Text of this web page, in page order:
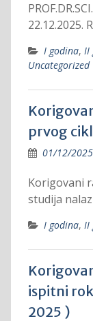
22.12.2025.
I godina, II
Uncategorized
prvog
01/12/2025
Korigovani
studija
I godina, II
ispitni
2025 )